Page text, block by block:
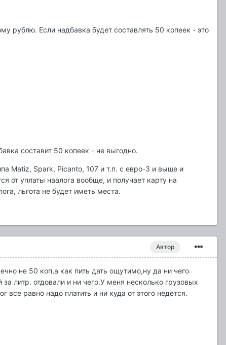
рублю. Если надбавка будет составлять 50 копеек - это
составит 50 копеек - не выгодно.
Matiz, Spark, Picanto, 107 и т.п. с евро-3 и выше и
от уплаты наалога вообще, и получает карту на
льгота не будет иметь места.
Автор
не 50 коп,а как пить дать ощутимо,ну да ни чего
литр. отдовали и ни чего.У меня несколько грузовых
равно надо платить и ни куда от этого недется.